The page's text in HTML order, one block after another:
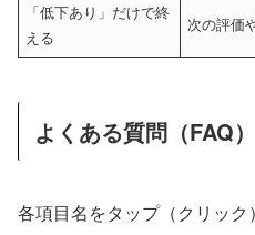
「低下あり」だけで終
える
次の評価
よくある質問（FAQ）
各項目名をタップ（クリッ